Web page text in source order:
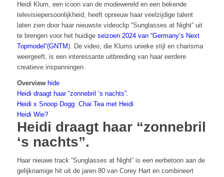
Heidi Klum, een icoon van de modewereld en een bekende
televisiepersoonlijkheid, heeft opnieuw haar veelzijdige talent
laten zien door haar nieuwste videoclip “Sunglasses at Night” uit
te brengen voor het huidige seizoen 2024 van “Germany’s Next
Topmodel”(GNTM). De video, die Klums unieke stijl en charisma
weergeeft, is een interessante uitbreiding van haar eerdere
creatieve inspanningen.
Overview hide
Heidi draagt haar “zonnebril ‘s nachts”.
Heidi x Snoop Dogg: Chai Tea met Heidi
Heidi Wie?
Heidi draagt haar “zonnebril
‘s nachts”.
Haar nieuwe track “Sunglasses at Night” is een eerbetoon aan de
gelijknamige hit uit de jaren 80 van Corey Hart en combineert